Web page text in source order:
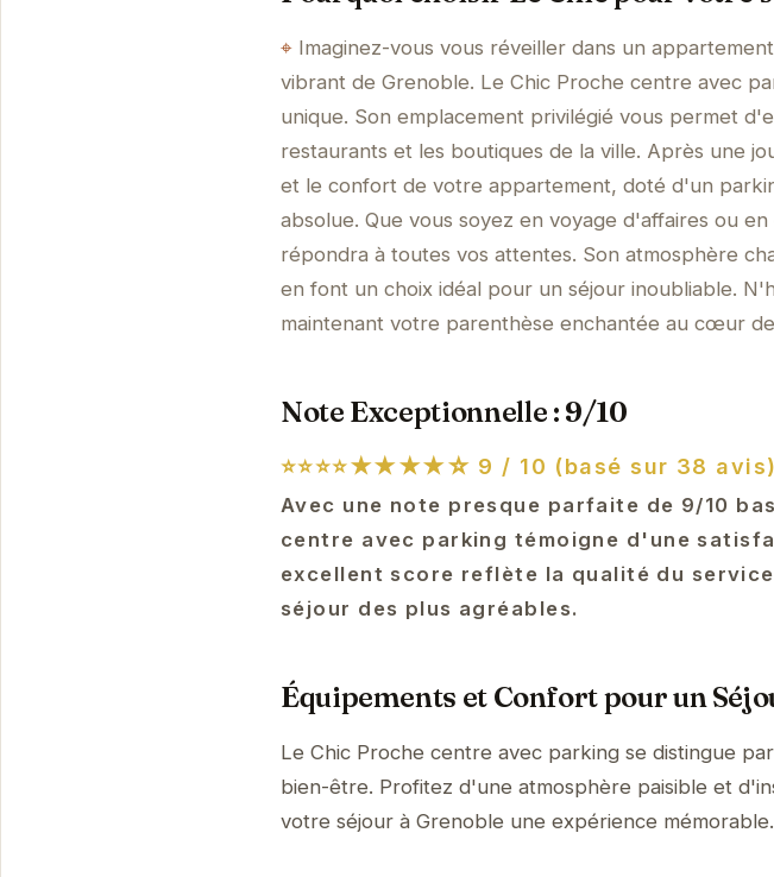
Imaginez-vous vous réveiller dans un
vibrant de Grenoble. Le Chic Proche centre avec
unique. Son emplacement privilégié vous permet
restaurants et les boutiques de la ville. Après une
et le confort de votre appartement, doté d'un
absolue. Que vous soyez en voyage d'affaires ou
répondra à toutes vos attentes. Son atmosphère
en font un choix idéal pour un séjour inoubliable.
maintenant votre parenthèse enchantée au cœur
Note Exceptionnelle : 9/10
⭐⭐⭐⭐★★★★☆ 9 / 10 (basé sur 38 avis)
Avec une note presque parfaite de 9/10
centre avec parking témoigne d'une
excellent score reflète la qualité du
séjour des plus agréables.
Équipements et Confort pour un
Le Chic Proche centre avec parking se distingue
bien-être. Profitez d'une atmosphère paisible et
votre séjour à Grenoble une expérience mémorable.